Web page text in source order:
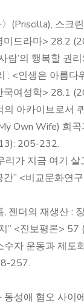
(Priscilla), 스크
미드라마> 28.2
람’의 행복할 권
: <인생은 아름
국여성학> 28.1
의 아카이브로서
Own Wife) 희곡
205-232.
리가 지금 여기 살
간” <비교문화연
젠더의 재생산 :
” <진보평론>
수자 운동과 제도
257.
동성애 혐오 사이